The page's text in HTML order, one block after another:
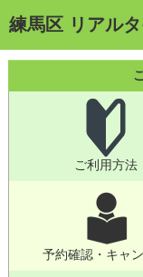
練馬区 リアル
トップページ
ご利用方法
web予約
予約確認・キャ
窓口混雑状況
待ち状況確認
交付状況確認
ご利用方法
予約確認・キャ